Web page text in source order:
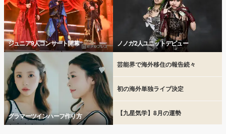
ジュニア9人コンサート開幕 ノノガ2人ユニットデビュー
グラマーツインハーフ作り方
芸能界で海外移住の報告続々
初の海外単独ライブ決定
【九星気学】8月の運勢